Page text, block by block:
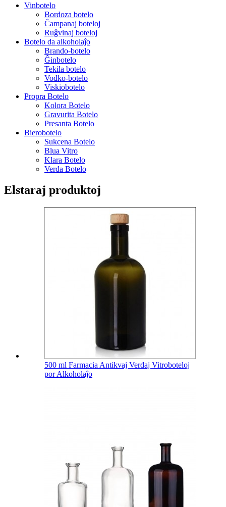
Vinbotelo
Bordoza botelo
Ĉampanaj boteloj
Ruĝvinaj boteloj
Botelo da alkoholaĵo
Brando-botelo
Ĝinbotelo
Tekila botelo
Vodko-botelo
Viskiobotelo
Propra Botelo
Kolora Botelo
Gravurita Botelo
Presanta Botelo
Bierobotelo
Sukcena Botelo
Blua Vitro
Klara Botelo
Verda Botelo
Elstaraj produktoj
500 ml Farmacia Antikvaj Verdaj Vitroboteloj
por Alkoholaĵo